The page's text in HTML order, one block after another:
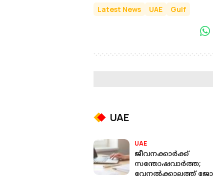
Latest News UAE Gulf
UAE
UAE
ജീവനക്കാർക്ക്
സന്തോഷവാർത്ത;
വേനൽക്കാലത്ത്